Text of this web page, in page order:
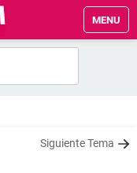
MENU
Siguiente Tema